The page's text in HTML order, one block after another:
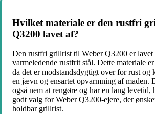
Hvilket materiale er den rustfri
Q3200 lavet af?
Den rustfri grillrist til Weber Q3200 er lavet
varmeledende rustfrit stål. Dette materiale
da det er modstandsdygtigt over for rust og
en jævn og ensartet opvarmning af maden.
også nem at rengøre og har en lang
godt valg for Weber Q3200-ejere, der
holdbar grillrist.